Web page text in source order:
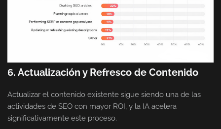
6. Actualización y Refresco de Contenido
Actualizar el contenido existente sigue siendo una de las
actividades de SEO con mayor ROI, y la IA acelera
significativamente este proceso.